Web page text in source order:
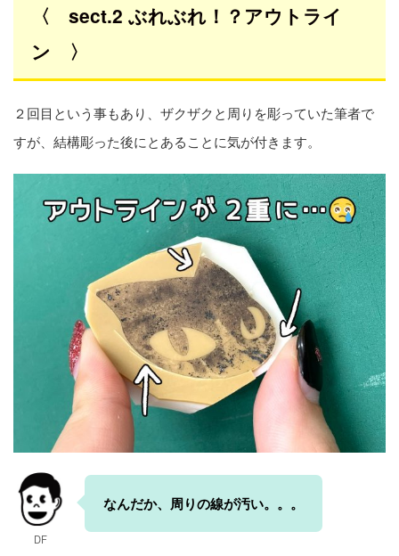
〈 sect.2 ぶれぶれ！？アウトライ
ン 〉
２回目という事もあり、ザクザクと周りを彫っていた筆者で
すが、結構彫った後にとあることに気が付きます。
DF
なんだか、周りの線が汚い。。。